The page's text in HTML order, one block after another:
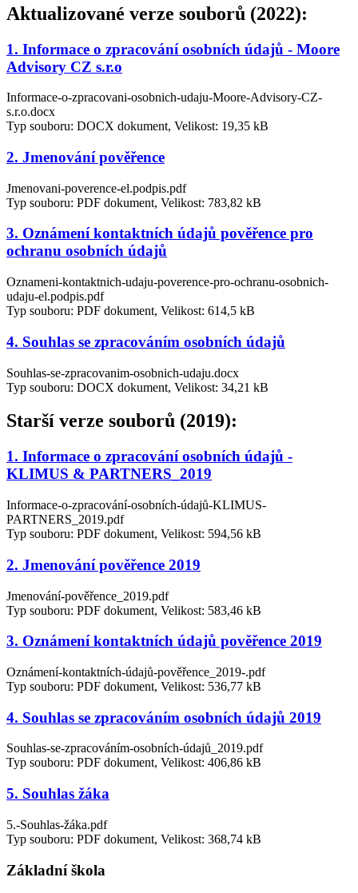
Aktualizované verze souborů (2022):
1. Informace o zpracování osobních údajů - Moore
Advisory CZ s.r.o
Informace-o-zpracovani-osobnich-udaju-Moore-Advisory-CZ-
s.r.o.docx
Typ souboru: DOCX dokument, Velikost: 19,35 kB
2. Jmenování pověřence
Jmenovani-poverence-el.podpis.pdf
Typ souboru: PDF dokument, Velikost: 783,82 kB
3. Oznámení kontaktních údajů pověřence pro
ochranu osobních údajů
Oznameni-kontaktnich-udaju-poverence-pro-ochranu-osobnich-
udaju-el.podpis.pdf
Typ souboru: PDF dokument, Velikost: 614,5 kB
4. Souhlas se zpracováním osobních údajů
Souhlas-se-zpracovanim-osobnich-udaju.docx
Typ souboru: DOCX dokument, Velikost: 34,21 kB
Starší verze souborů (2019):
1. Informace o zpracování osobních údajů -
KLIMUS & PARTNERS_2019
Informace-o-zpracování-osobních-údajů-KLIMUS-
PARTNERS_2019.pdf
Typ souboru: PDF dokument, Velikost: 594,56 kB
2. Jmenování pověřence 2019
Jmenování-pověřence_2019.pdf
Typ souboru: PDF dokument, Velikost: 583,46 kB
3. Oznámení kontaktních údajů pověřence 2019
Oznámení-kontaktních-údajů-pověřence_2019-.pdf
Typ souboru: PDF dokument, Velikost: 536,77 kB
4. Souhlas se zpracováním osobních údajů 2019
Souhlas-se-zpracováním-osobních-údajů_2019.pdf
Typ souboru: PDF dokument, Velikost: 406,86 kB
5. Souhlas žáka
5.-Souhlas-žáka.pdf
Typ souboru: PDF dokument, Velikost: 368,74 kB
Základní škola